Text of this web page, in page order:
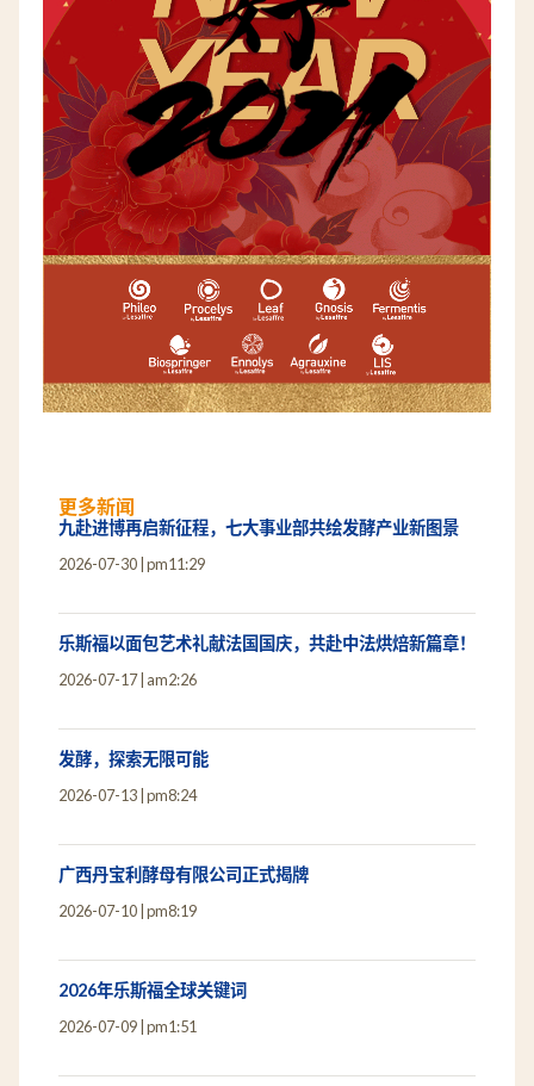
更多新闻
九赴进博再启新征程，七大事业部共绘发酵产业新图景
2026-07-30 pm11:29
乐斯福以面包艺术礼献法国国庆，共赴中法烘焙新篇章！
2026-07-17 am2:26
发酵，探索无限可能
2026-07-13 pm8:24
广西丹宝利酵母有限公司正式揭牌
2026-07-10 pm8:19
2026年乐斯福全球关键词
2026-07-09 pm1:51